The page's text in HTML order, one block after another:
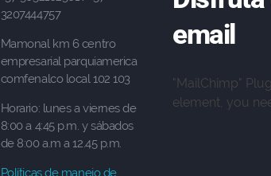
3207444757
Mamonal km 6 centro
empresarial parquiamerica
comfenalco local 102 103
Horario: lunes a viernes de
8:00 a 4:45 p.m. y sábados
de 8:00 a.m a 12.45 p.m.
Políticas de manejo de
email
"MailChimp"
element, you